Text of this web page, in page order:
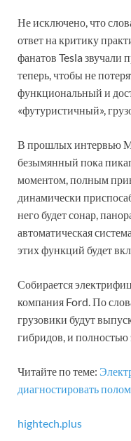
Не исключено, что
ответ на критику
фанатов Tesla звучали
теперь, чтобы не
функциональный и
«футуристичный»,
В прошлых интервью
безымянный пока
моментом, полным
динамически
него будет сонар,
автоматическая
этих функций будет
Собирается
компания Ford. По
грузовики будут
гибридов, и полностью
Читайте по теме:
диагностировать
hightech.plus